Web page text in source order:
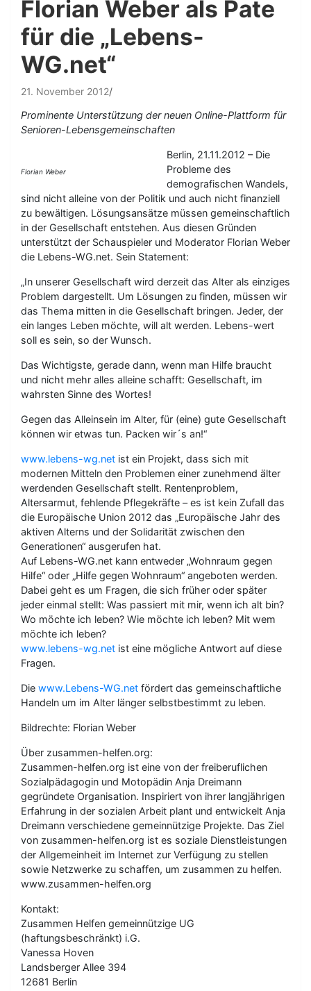
Florian Weber als Pate
für die „Lebens-
WG.net“
21. November 2012
Prominente Unterstützung der neuen Online-Plattform für
Senioren-Lebensgemeinschaften
Florian Weber
Berlin, 21.11.2012 – Die
Probleme des
demografischen Wandels,
sind nicht alleine von der Politik und auch nicht finanziell
zu bewältigen. Lösungsansätze müssen gemeinschaftlich
in der Gesellschaft entstehen. Aus diesen Gründen
unterstützt der Schauspieler und Moderator Florian Weber
die Lebens-WG.net. Sein Statement:
„In unserer Gesellschaft wird derzeit das Alter als einziges
Problem dargestellt. Um Lösungen zu finden, müssen wir
das Thema mitten in die Gesellschaft bringen. Jeder, der
ein langes Leben möchte, will alt werden. Lebens-wert
soll es sein, so der Wunsch.
Das Wichtigste, gerade dann, wenn man Hilfe braucht
und nicht mehr alles alleine schafft: Gesellschaft, im
wahrsten Sinne des Wortes!
Gegen das Alleinsein im Alter, für (eine) gute Gesellschaft
können wir etwas tun. Packen wir´s an!“
www.lebens-wg.net ist ein Projekt, dass sich mit
modernen Mitteln den Problemen einer zunehmend älter
werdenden Gesellschaft stellt. Rentenproblem,
Altersarmut, fehlende Pflegekräfte – es ist kein Zufall das
die Europäische Union 2012 das „Europäische Jahr des
aktiven Alterns und der Solidarität zwischen den
Generationen“ ausgerufen hat.
Auf Lebens-WG.net kann entweder „Wohnraum gegen
Hilfe“ oder „Hilfe gegen Wohnraum“ angeboten werden.
Dabei geht es um Fragen, die sich früher oder später
jeder einmal stellt: Was passiert mit mir, wenn ich alt bin?
Wo möchte ich leben? Wie möchte ich leben? Mit wem
möchte ich leben?
www.lebens-wg.net ist eine mögliche Antwort auf diese
Fragen.
Die www.Lebens-WG.net fördert das gemeinschaftliche
Handeln um im Alter länger selbstbestimmt zu leben.
Bildrechte: Florian Weber
Über zusammen-helfen.org:
Zusammen-helfen.org ist eine von der freiberuflichen
Sozialpädagogin und Motopädin Anja Dreimann
gegründete Organisation. Inspiriert von ihrer langjährigen
Erfahrung in der sozialen Arbeit plant und entwickelt Anja
Dreimann verschiedene gemeinnützige Projekte. Das Ziel
von zusammen-helfen.org ist es soziale Dienstleistungen
der Allgemeinheit im Internet zur Verfügung zu stellen
sowie Netzwerke zu schaffen, um zusammen zu helfen.
www.zusammen-helfen.org
Kontakt:
Zusammen Helfen gemeinnützige UG
(haftungsbeschränkt) i.G.
Vanessa Hoven
Landsberger Allee 394
12681 Berlin